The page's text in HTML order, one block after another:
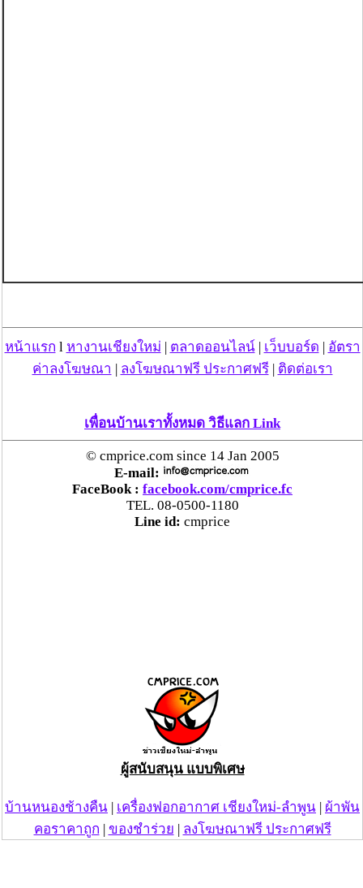
หน้าแรก l หางานเชียงใหม่ | ตลาดออนไลน์| เว็บบอร์ด | อัตรา
ค่าลงโฆษณา | ลงโฆษณาฟรี ประกาศฟรี| ติดต่อเรา
เพื่อนบ้านเราทั้งหมด วิธีแลก Link
© cmprice.com since 14 Jan 2005
E-mail:
FaceBook : facebook.com/cmprice.fc
TEL. 08-0500-1180
Line id: cmprice
ผู้สนับสนุน แบบพิเศษ
บ้านหนองช้างคืน | เครื่องฟอกอากาศ เชียงใหม่-ลำพูน | ผ้าพัน
คอราคาถูก | ของชำร่วย | ลงโฆษณาฟรี ประกาศฟรี